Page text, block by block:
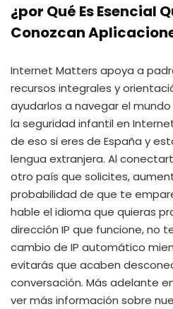
¿por Qué Es Esencial
Conozcan
Internet Matters apoya a
recursos integrales y
ayudarlos a navegar el
la seguridad infantil en
de eso si eres de España y
lengua extranjera. Al
otro país que solicites,
probabilidad de que te
hable el idioma que quieras
dirección IP que funcione, no
cambio de IP automático
evitarás que acaben
conversación. Más adelante
ver más información sobre